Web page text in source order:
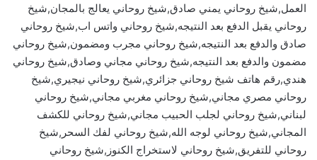
العمل,شيخ روحاني يمني صادق,شيخ روحاني يعالج بالمجان,شيخ
روحاني يقبل الدفع بعد النتيجه,شيخ روحاني واتس اب,شيخ روحاني
صادق والدفع بعد النتيجه,شيخ روحاني مجرب ومضمون,شيخ روحاني
مضمون والدفع بعد النتيجه,شيخ روحاني مجاني وصادق,شيخ روحاني
هندي,رقم هاتف شيخ روحاني جزائري,شيخ روحاني نيجيري,شيخ
روحاني مصري مجاني,شيخ روحاني مغربي مجاني,شيخ روحاني
لبناني,شيخ روحاني لجلب الحبيب مجاني,شيخ روحاني للكشف
المجاني,شيخ روحاني لوجه الله,شيخ روحاني لفك السحر,شيخ
روحاني للتفريق,شيخ روحاني لاستخراج الكنوز,شيخ روحاني